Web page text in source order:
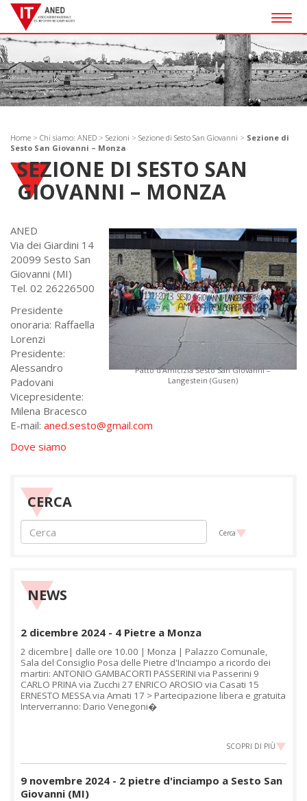
Home > Chi siamo: ANED > Sezioni > Sezione di Sesto San Giovanni > Sezione di
Sesto San Giovanni – Monza
SEZIONE DI SESTO SAN
GIOVANNI – MONZA
Patto d’Amicizia Sesto San Giovanni –
Langestein (Gusen)
ANED
Via dei Giardini 14
20099 Sesto San
Giovanni (MI)
Tel. 02 26226500
Presidente
onoraria: Raffaella
Lorenzi
Presidente:
Alessandro
Padovani
Vicepresidente:
Milena Bracesco
E-mail: aned.sesto@gmail.com
Dove siamo
CERCA
Cerca
NEWS
2 dicembre 2024 - 4 Pietre a Monza
2 dicembre| dalle ore 10.00 | Monza | Palazzo Comunale,
Sala del Consiglio Posa delle Pietre d'Inciampo a ricordo dei
martiri: ANTONIO GAMBACORTI PASSERINI via Passerini 9
CARLO PRINA via Zucchi 27 ENRICO AROSIO via Casati 15
ERNESTO MESSA via Amati 17 > Partecipazione libera e gratuita
Interverranno: Dario Venegoni�
SCOPRI DI PIÙ
9 novembre 2024 - 2 pietre d'inciampo a Sesto San
Giovanni (MI)